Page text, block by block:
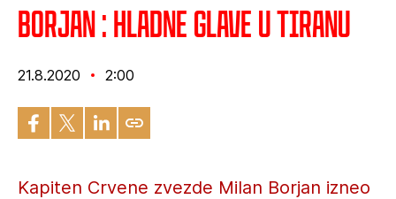
Borjan : Hladne glave u Tiranu
21.8.2020 2:00
Kapiten Crvene zvezde Milan Borjan izneo